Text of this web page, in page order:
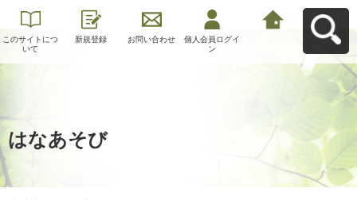
このサイトにつ
いて
新規登録 お問い合わせ
個人会員ログイ
ン
はなあそび